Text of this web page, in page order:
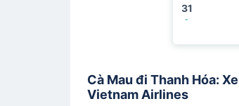
31
-
Cà Mau đi Thanh Hóa:
Vietnam Airlines